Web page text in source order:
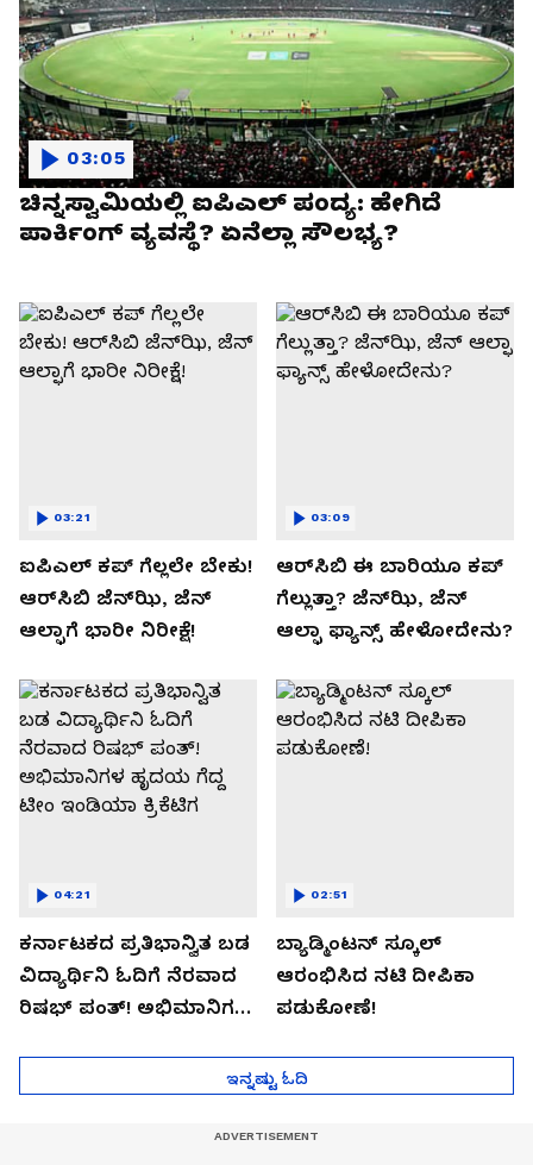
ಚಿನ್ನಸ್ವಾಮಿಯಲ್ಲಿ ಐಪಿಎಲ್‌ ಪಂದ್ಯ: ಹೇಗಿದೆ
ಪಾರ್ಕಿಂಗ್ ವ್ಯವಸ್ಥೆ? ಏನೆಲ್ಲಾ ಸೌಲಭ್ಯ?
03:05
ಐಪಿಎಲ್ ಕಪ್‌ ಗೆಲ್ಲಲೇ ಬೇಕು!
ಆರ್‌ಸಿಬಿ ಜೆನ್‌ಝಿ, ಜೆನ್‌
ಆಲ್ಫಾಗೆ ಭಾರೀ ನಿರೀಕ್ಷೆ!
03:21
ಆರ್‌ಸಿಬಿ ಈ ಬಾರಿಯೂ ಕಪ್‌
ಗೆಲ್ಲುತ್ತಾ? ಜೆನ್‌ಝಿ, ಜೆನ್‌
ಆಲ್ಫಾ ಫ್ಯಾನ್ಸ್ ಹೇಳೋದೇನು?
03:09
ಕರ್ನಾಟಕದ ಪ್ರತಿಭಾನ್ವಿತ ಬಡ
ವಿದ್ಯಾರ್ಥಿನಿ ಓದಿಗೆ ನೆರವಾದ
ರಿಷಭ್ ಪಂತ್! ಅಭಿಮಾನಿಗಳ
04:21
ಬ್ಯಾಡ್ಮಿಂಟನ್ ಸ್ಕೂಲ್​
ಆರಂಭಿಸಿದ ನಟಿ ದೀಪಿಕಾ
ಪಡುಕೋಣೆ!
02:51
ಇನ್ನಷ್ಟು ಓದಿ